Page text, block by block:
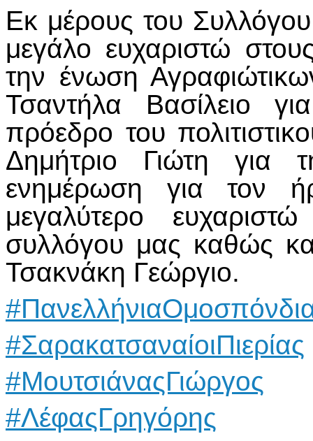
Εκ μέρους του
μεγάλο ευχαριστώ
την ένωση
Τσαντήλα Βασίλειο
πρόεδρο του
Δημήτριο Γιώτη για
ενημέρωση για τον
μεγαλύτερο
συλλόγου μας καθώς
Τσακνάκη Γεώργιο.
#ΣαρακατσαναίοιΠιερίας
#ΜουτσιάναςΓιώργος
#ΛέφαςΓρηγόρης